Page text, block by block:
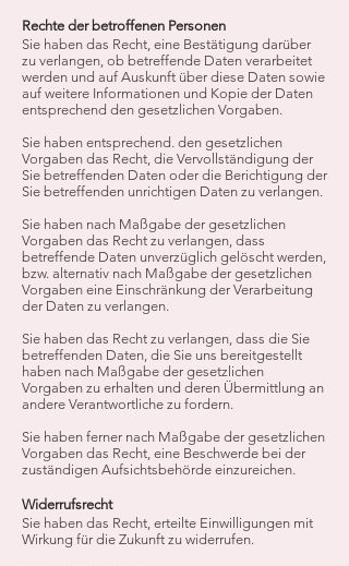
Rechte der betroffenen Personen
Sie haben das Recht, eine Bestätigung darüber
zu verlangen, ob betreffende Daten verarbeitet
werden und auf Auskunft über diese Daten sowie
auf weitere Informationen und Kopie der Daten
entsprechend den gesetzlichen Vorgaben.
Sie haben entsprechend. den gesetzlichen
Vorgaben das Recht, die Vervollständigung der
Sie betreffenden Daten oder die Berichtigung der
Sie betreffenden unrichtigen Daten zu verlangen.
Sie haben nach Maßgabe der gesetzlichen
Vorgaben das Recht zu verlangen, dass
betreffende Daten unverzüglich gelöscht werden,
bzw. alternativ nach Maßgabe der gesetzlichen
Vorgaben eine Einschränkung der Verarbeitung
der Daten zu verlangen.
Sie haben das Recht zu verlangen, dass die Sie
betreffenden Daten, die Sie uns bereitgestellt
haben nach Maßgabe der gesetzlichen
Vorgaben zu erhalten und deren Übermittlung an
andere Verantwortliche zu fordern.
Sie haben ferner nach Maßgabe der gesetzlichen
Vorgaben das Recht, eine Beschwerde bei der
zuständigen Aufsichtsbehörde einzureichen.
Widerrufsrecht
Sie haben das Recht, erteilte Einwilligungen mit
Wirkung für die Zukunft zu widerrufen.